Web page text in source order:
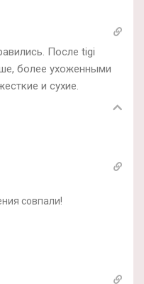
После tigi
более ухоженными
и сухие.
совпали!